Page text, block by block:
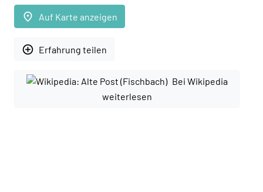
place Auf Karte anzeigen
add_circle_outline Erfahrung teilen
Bei Wikipedia
weiterlesen